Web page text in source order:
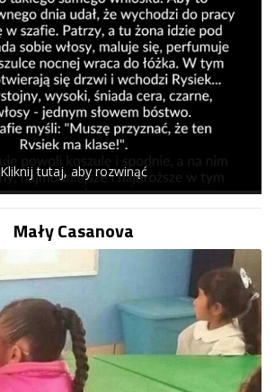
Kliknij tutaj, aby rozwinąć
Mały Casanova